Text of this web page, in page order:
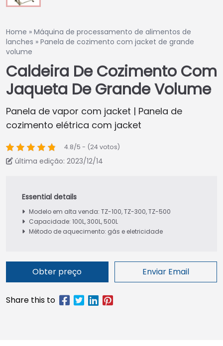
Home » Máquina de processamento de alimentos de
lanches » Panela de cozimento com jacket de grande
volume
Caldeira De Cozimento Com
Jaqueta De Grande Volume
Panela de vapor com jacket | Panela de
cozimento elétrica com jacket
4.8/5 - (24 votos)
última edição: 2023/12/14
Modelo em alta venda: TZ-100, TZ-300, TZ-500
Capacidade: 100L, 300L, 500L
Método de aquecimento: gás e eletricidade
Obter preço Enviar Email